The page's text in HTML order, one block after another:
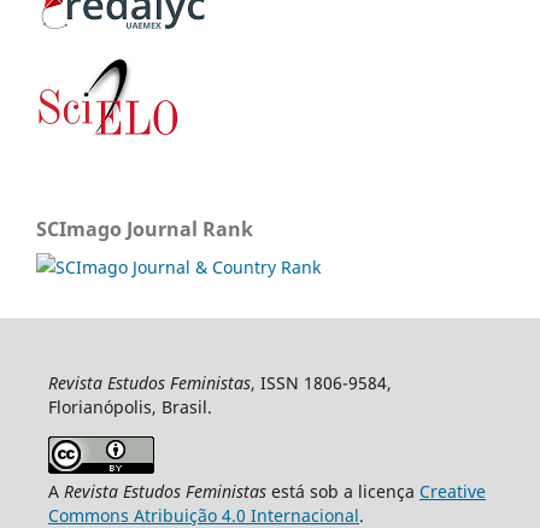
SCImago Journal Rank
Revista Estudos Feministas, ISSN 1806-9584,
Florianópolis, Brasil.
A Revista Estudos Feministasestá sob a licença Creative
Commons Atribuição 4.0 Internacional.